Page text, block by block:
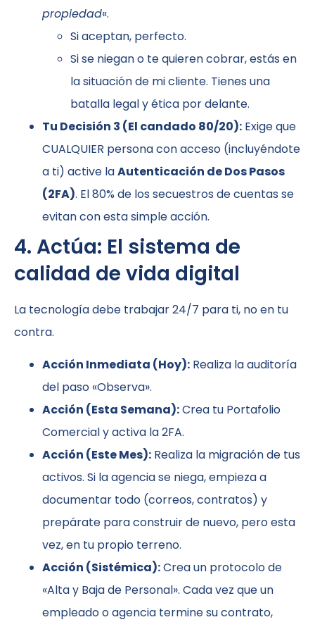
propiedad«.
Si aceptan, perfecto.
Si se niegan o te quieren cobrar, estás en
la situación de mi cliente. Tienes una
batalla legal y ética por delante.
Tu Decisión 3 (El candado 80/20): Exige que
CUALQUIER persona con acceso (incluyéndote
a ti) active laAutenticación de Dos Pasos
(2FA). El 80% de los secuestros de cuentas se
evitan con esta simple acción.
4. Actúa: El sistema de
calidad de vida digital
La tecnología debe trabajar 24/7 para ti, no en tu
contra.
Acción Inmediata (Hoy): Realiza la auditoría
del paso «Observa».
Acción (Esta Semana):Crea tu Portafolio
Comercial y activa la 2FA.
Acción (Este Mes): Realiza la migración de tus
activos. Si la agencia se niega, empieza a
documentar todo (correos, contratos) y
prepárate para construir de nuevo, pero esta
vez, en tu propio terreno.
Acción (Sistémica):Crea un protocolo de
«Alta y Baja de Personal». Cada vez que un
empleado o agencia termine su contrato,